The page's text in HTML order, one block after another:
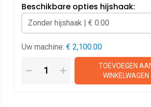
Beschikbare opties hijshaak:
Uw machine: € 2,100.00
TOEVOEGEN
WINKELWAGEN